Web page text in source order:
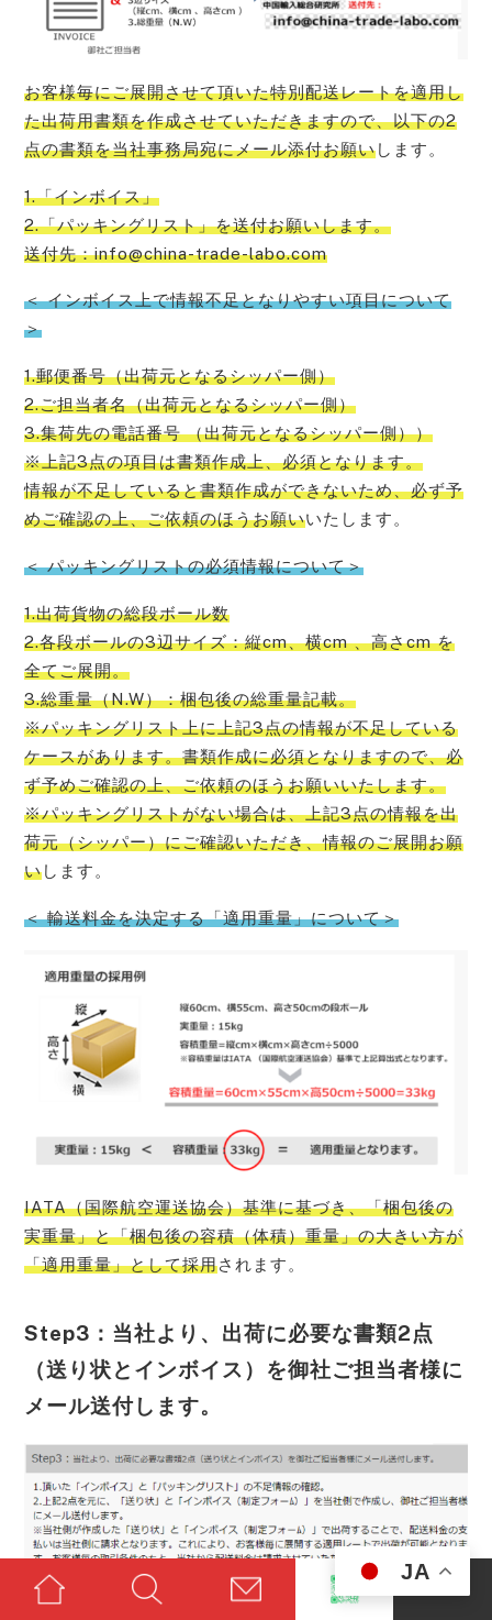
お客様毎にご展開させて頂いた特別配送レートを適用し
た出荷用書類を作成させていただきますので、以下の2
点の書類を当社事務局宛にメール添付お願いします。
1.「インボイス」
2.「パッキングリスト」を送付お願いします。
送付先：info@china-trade-labo.com
＜ インボイス上で情報不足となりやすい項目について
＞
1.郵便番号（出荷元となるシッパー側）
2.ご担当者名（出荷元となるシッパー側）
3.集荷先の電話番号 （出荷元となるシッパー側））
※上記3点の項目は書類作成上、必須となります。
情報が不足していると書類作成ができないため、必ず予
めご確認の上、ご依頼のほうお願いいたします。
＜ パッキングリストの必須情報について＞
1.出荷貨物の総段ボール数
2.各段ボールの3辺サイズ：縦cm、横cm 、高さcm を
全てご展開。
3.総重量（N.W）：梱包後の総重量記載。
※パッキングリスト上に上記3点の情報が不足している
ケースがあります。書類作成に必須となりますので、必
ず予めご確認の上、ご依頼のほうお願いいたします。
※パッキングリストがない場合は、上記3点の情報を出
荷元（シッパー）にご確認いただき、情報のご展開お願
いします。
＜ 輸送料金を決定する「適用重量」について＞
IATA（国際航空運送協会）基準に基づき、「梱包後の
実重量」と「梱包後の容積（体積）重量」の大きい方が
「適用重量」として採用されます。
Step3：当社より、出荷に必要な書類2点
（送り状とインボイス）を御社ご担当者様に
メール送付します。
JA